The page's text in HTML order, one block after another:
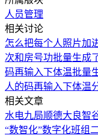
人员管理
相关讨论
怎么把每个人照片加
次和房号功批量生成
码再输入下体温批量
人的码再输入下体温
相关文章
水电九局顺德大良智
“数智化”数字化班组